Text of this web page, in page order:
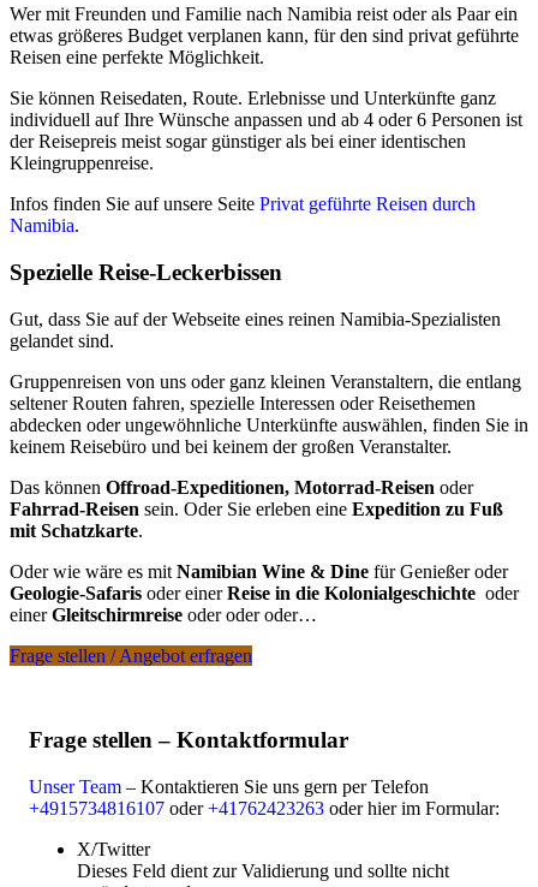
Wer mit Freunden und Familie nach Namibia reist oder als Paar ein
etwas größeres Budget verplanen kann, für den sind privat geführte
Reisen eine perfekte Möglichkeit.
Sie können Reisedaten, Route. Erlebnisse und Unterkünfte ganz
individuell auf Ihre Wünsche anpassen und ab 4 oder 6 Personen ist
der Reisepreis meist sogar günstiger als bei einer identischen
Kleingruppenreise.
Infos finden Sie auf unsere Seite Privat geführte Reisen durch
Namibia.
Spezielle Reise-Leckerbissen
Gut, dass Sie auf der Webseite eines reinen Namibia-Spezialisten
gelandet sind.
Gruppenreisen von uns oder ganz kleinen Veranstaltern, die entlang
seltener Routen fahren, spezielle Interessen oder Reisethemen
abdecken oder ungewöhnliche Unterkünfte auswählen, finden Sie in
keinem Reisebüro und bei keinem der großen Veranstalter.
Das können Offroad-Expeditionen, Motorrad-Reisen oder
Fahrrad-Reisen sein. Oder Sie erleben eine Expedition zu Fuß
mit Schatzkarte.
Oder wie wäre es mit Namibian Wine & Dine für Genießer oder
Geologie-Safaris oder einerReise in die Kolonialgeschichte oder
einerGleitschirmreise oder oder oder…
Frage stellen / Angebot erfragen
Frage stellen – Kontaktformular
Unser Team – Kontaktieren Sie uns gern per Telefon
+4915734816107 oder+41762423263 oder hier im Formular:
X/Twitter
Dieses Feld dient zur Validierung und sollte nicht